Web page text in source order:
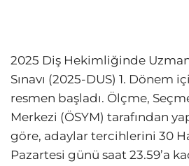
2025 Diş Hekimliğinde
Sınavı (2025-DUS) 1. Dönem
resmen başladı. Ölçme,
Merkezi (ÖSYM) tarafından
göre, adaylar tercihlerini 30
Pazartesi günü saat 23.59’a